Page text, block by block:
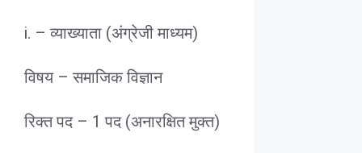
i. – व्याख्याता (अंग्रेजी माध्यम)
विषय – समाजिक विज्ञान
रिक्त पद – 1 पद (अनारक्षित मुक्त)